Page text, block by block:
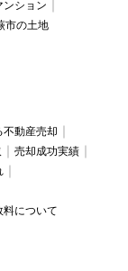
ンション
市の土地
不動産売却
売却成功実績
料について